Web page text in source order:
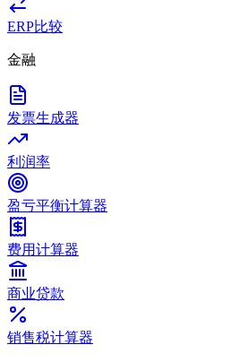
ERP比较
金融
发票生成器
利润率
盈亏平衡计算器
费用计算器
商业贷款
销售税计算器